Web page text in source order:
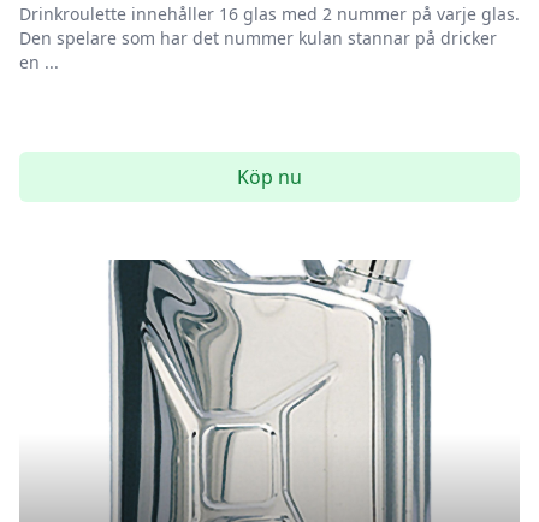
Drinkroulette innehåller 16 glas med 2 nummer på varje glas.
Den spelare som har det nummer kulan stannar på dricker
en ...
Köp nu